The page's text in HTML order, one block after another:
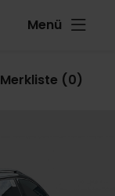
Menü
Merkliste (0)